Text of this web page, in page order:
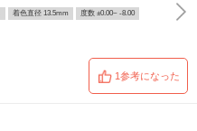
着色直径 13.5mm 度数 ±0.00~ -8.00
1参考になった